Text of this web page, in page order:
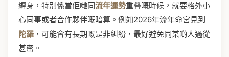
纏身，特別係當佢哋同流年運勢重叠嘅時候，就要格外小
心同事或者合作夥伴嘅暗算。例如2026年流年命宮見到
陀羅 ，可能會有長期嘅是非糾紛，最好避免同某啲人過從
甚密。